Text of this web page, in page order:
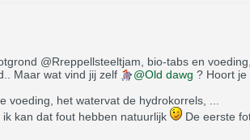
@Rreppellsteeltjam, bio-tabs en
Maar wat vind jij zelf
Old dawg ? Hoort je
voeding, het watervat de hydrokorrels, ...
ik kan dat fout hebben natuurlijk
De eerste